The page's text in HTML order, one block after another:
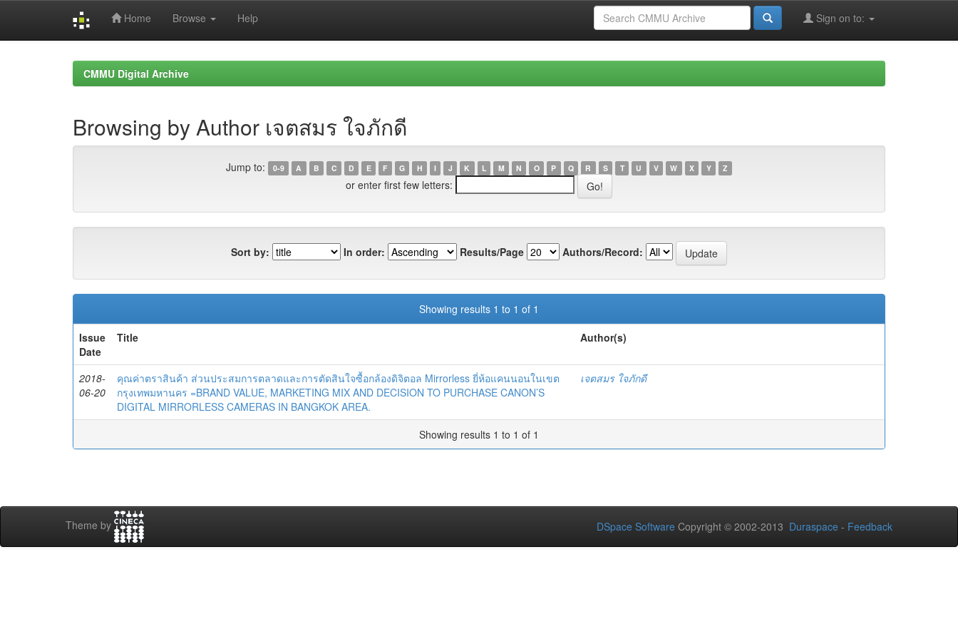
Home Browse Help Sign on to:
CMMU Digital Archive
Browsing by Author เจตสมร ใจภักดี
Jump to: 0-9 A B C D E F G H I J K L M N O P Q R S T U V W X Y Z
or enter first few letters:
Sort by: In order: Results/Page Authors/Record:
Showing results 1 to 1 of 1
Issue
Date
Title Author(s)
2018-
06-20
คุณค่าตราสินค้า ส่วนประสมการตลาดและการตัดสินใจซื้อกล้องดิจิตอล Mirrorless ยี่ห้อแคนนอนในเขต
กรุงเทพมหานคร =BRAND VALUE, MARKETING MIX AND DECISION TO PURCHASE CANON’S
DIGITAL MIRRORLESS CAMERAS IN BANGKOK AREA.
เจตสมร ใจภักดี
Showing results 1 to 1 of 1
Theme by DSpace Software Copyright © 2002-2013 Duraspace - Feedback